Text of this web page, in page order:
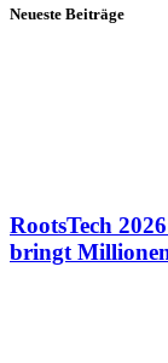
Neueste Beiträge
RootsTech
bringt